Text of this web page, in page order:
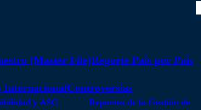
(Master File)Reporte País por País
Controversias
y ASG Reportes de la Gestión de